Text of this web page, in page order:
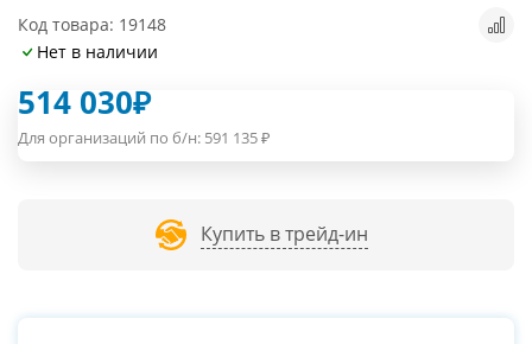
Код товара: 19148
Нет в наличии
514 030₽
Для организаций по б/н: 591 135₽
Купить в трейд-ин